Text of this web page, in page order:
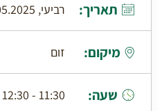
תאריך: רביעי, 21.05.2025, כ"ג באייר תשפ"ה
מיקום: זום
שעה: 11:30 - 12:30